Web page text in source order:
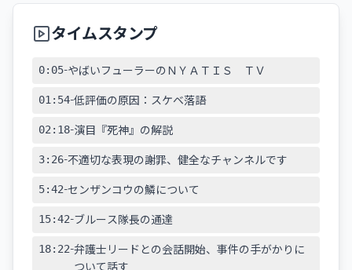
タイムスタンプ
0:05-やばいフューラーのＮＹＡＴＩＳ ＴＶ
01:54-低評価の原因：スケベ落語
02:18-演目『死神』の解説
3:26-不適切な表現の謝罪、健全なチャンネルです
5:42-センザンコウの鱗について
15:42-ブルース隊長の通達
18:22-弁護士リードとの会話開始、事件の手がかりに
ついて話す